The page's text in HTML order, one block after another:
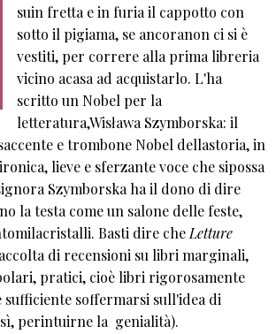
suin fretta e in furia il cappotto con
sotto il pigiama, se ancoranon ci si è
vestiti, per correre alla prima libreria
vicino acasa ad acquistarlo. L'ha
scritto un Nobel per la
letteratura,Wisława Szymborska: il
e trombone Nobel dellastoria, in
lieve e sferzante voce che sipossa
Szymborska ha il dono di dire
la testa come un salone delle feste,
Basti dire che Letture
di recensioni su libri marginali,
pratici, cioè libri rigorosamente
sufficiente soffermarsi sull'idea di
perintuirne la genialità).